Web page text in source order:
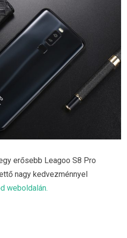
erősebb Leagoo S8 Pro
nagy kedvezménnyel
weboldalán.